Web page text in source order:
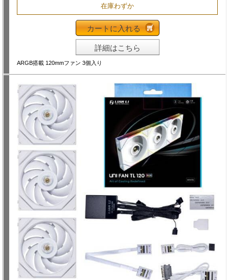
在庫わずか
カートに入れる
詳細はこちら
ARGB搭載 120mmファン 3個入り